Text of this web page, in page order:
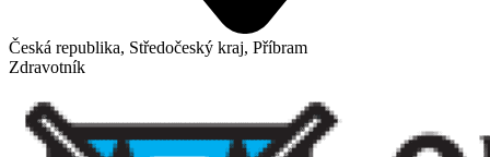
Česká republika, Středočeský kraj, Příbram
Zdravotník